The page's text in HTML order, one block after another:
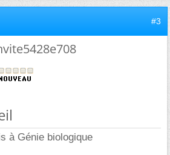
#3
à Génie biologique